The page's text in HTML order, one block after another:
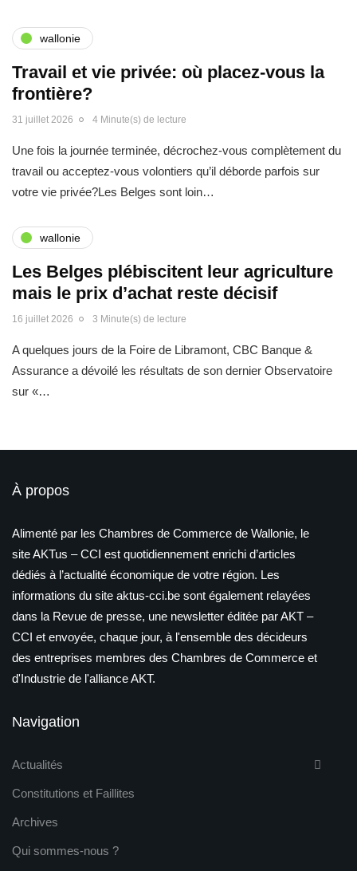
wallonie
Travail et vie privée: où placez-vous la
frontière?
31 juillet 2026 4 Minute(s) de lecture
Une fois la journée terminée, décrochez-vous complètement du
travail ou acceptez-vous volontiers qu’il déborde parfois sur
votre vie privée?Les Belges sont loin…
wallonie
Les Belges plébiscitent leur agriculture
mais le prix d’achat reste décisif
16 juillet 2026 3 Minute(s) de lecture
A quelques jours de la Foire de Libramont, CBC Banque &
Assurance a dévoilé les résultats de son dernier Observatoire
sur «…
À propos
Alimenté par les Chambres de Commerce de Wallonie, le
site AKTus – CCI est quotidiennement enrichi d’articles
dédiés à l’actualité économique de votre région. Les
informations du site aktus-cci.be sont également relayées
dans la Revue de presse, une newsletter éditée par AKT –
CCI et envoyée, chaque jour, à l'ensemble des décideurs
des entreprises membres des Chambres de Commerce et
d'Industrie de l'alliance AKT.
Navigation
Actualités
Constitutions et Faillites
Archives
Qui sommes-nous ?